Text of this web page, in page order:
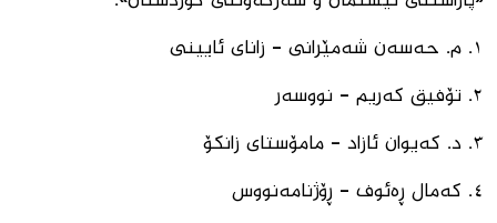
١. م. حەسەن شەمێرانی - زانای ئایینی
٢. ⁠تۆفیق كەریم - نووسەر
٣. ⁠د. كەیوان ئازاد - مامۆستای زانكۆ
٤. ⁠كەمال ڕەئوف - ڕۆژنامەنووس